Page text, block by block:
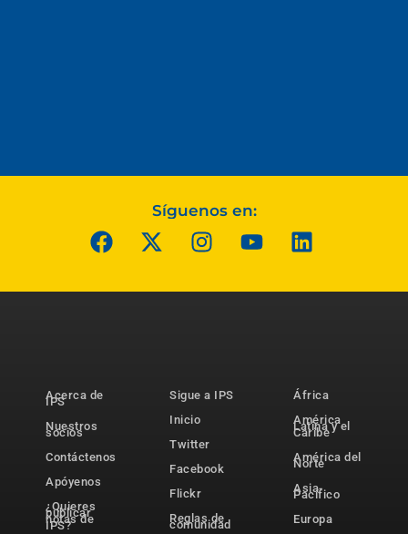
Síguenos en:
Acerca de
IPS
Nuestros
socios
Contáctenos
Apóyenos
¿Quieres
publicar
notas de
IPS?
Sigue a IPS
Inicio
Twitter
Facebook
Flickr
Reglas de
comunidad
África
América
Latina y el
Caribe
América del
Norte
Asia-
Pacífico
Europa